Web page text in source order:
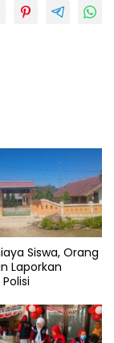
Siswa, Orang
Laporkan